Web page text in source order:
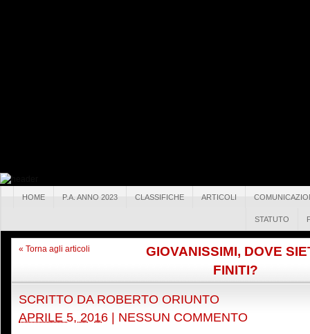
HOME P.A. ANNO 2023 CLASSIFICHE ARTICOLI
STATUTO
« Torna agli articoli
GIOVANISSIMI, DOVE
FINITI?
SCRITTO DA ROBERTO ORIUNTO
APRILE 5, 2016
NESSUN COMMENTO